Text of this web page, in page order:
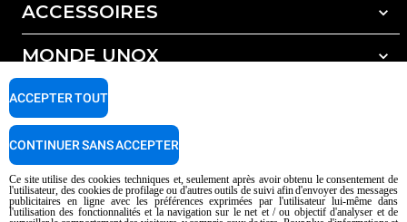
ACCESSOIRES
Tous les accessoires
Détergents pour lavage automatique
Détergents pour lavage manuel
Traitement de l'eau avec filtres à résine
MONDE UNOX
Nos bureaux dans le monde
SUPPORT
Garantie Unox
Trouver les Centres SAV
AI Content Disclaimer
Privacy policy Cookie policy
Ce site utilise des cookies techniques et, seulement après avoir obtenu le consentement de
l'utilisateur, des cookies de profilage ou d'autres outils de suivi afin d'envoyer des messages
publicitaires en ligne avec les préférences exprimées par l'utilisateur lui-même dans
l'utilisation des fonctionnalités et la navigation sur le net et / ou objectif d'analyser et de
ACCEPTER TOUT
CONTINUER SANS ACCEPTER